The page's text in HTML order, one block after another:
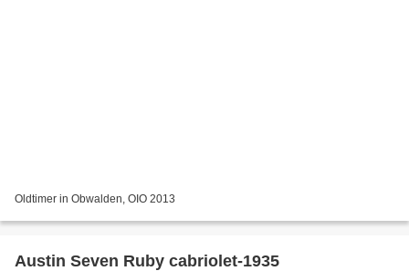
Oldtimer in Obwalden, OIO 2013
Austin Seven Ruby cabriolet-1935